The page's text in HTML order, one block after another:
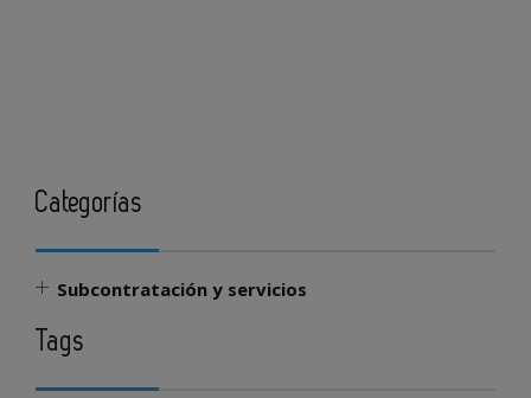
Categorías
Subcontratación y servicios
Tags